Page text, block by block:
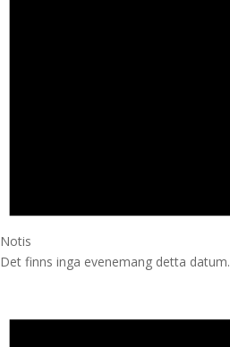
Notis
Det finns inga evenemang detta datum.